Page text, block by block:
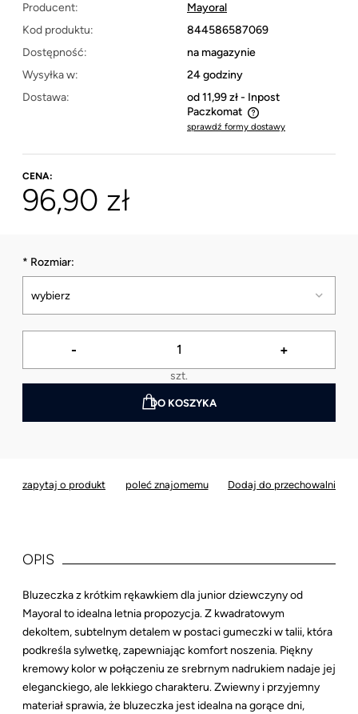
Producent:
Mayoral
Kod produktu:
844586587069
Dostępność:
na magazynie
Wysyłka w:
24 godziny
Dostawa:
od 11,99 zł- Inpost
Paczkomat
Cena nie zawiera ewentualnych kosztów płatności
sprawdź formy dostawy
CENA:
96,90 zł
* Rozmiar:
- +
szt.
DO KOSZYKA
zapytaj o produkt poleć znajomemu Dodaj do przechowalni
OPIS
Bluzeczka z krótkim rękawkiem dla junior dziewczyny od
Mayoral to idealna letnia propozycja. Z kwadratowym
dekoltem, subtelnym detalem w postaci gumeczki w talii, która
podkreśla sylwetkę, zapewniając komfort noszenia. Piękny
kremowy kolor w połączeniu ze srebrnym nadrukiem nadaje jej
eleganckiego, ale lekkiego charakteru. Zwiewny i przyjemny
materiał sprawia, że bluzeczka jest idealna na gorące dni,